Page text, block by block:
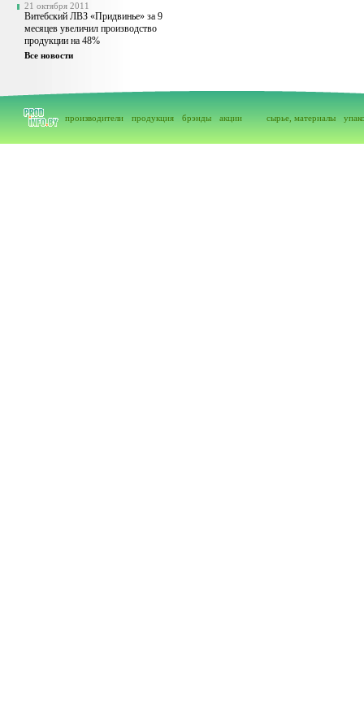
21 октября 2011
Витебский ЛВЗ «Придвинье» за 9
месяцев увеличил производство
продукции на 48%
Все новости
производители продукция брэнды акции сырье, материалы